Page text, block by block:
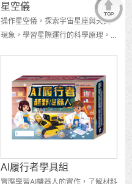
星空儀
操作星空儀，探索宇宙星座與天文
現象，學習星際運行的科學原理。...
AI履行者學具組
實際學習AI機器人的實作，了解材料